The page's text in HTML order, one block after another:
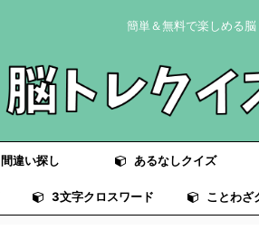
簡単＆無料で楽しめる
間違い探し あるなしクイズ
3文字クロスワード ことわざ